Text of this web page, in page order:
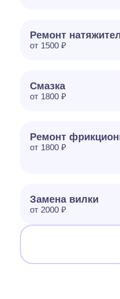
Ремонт
от 1500 ₽
Смазка
от 1800 ₽
Ремонт
от 1800 ₽
Замена вилки
от 2000 ₽